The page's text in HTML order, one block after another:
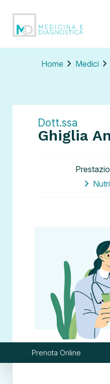
Home chevron_right Medici chevron_right
Dott.ssa
Ghiglia
Prenota Online